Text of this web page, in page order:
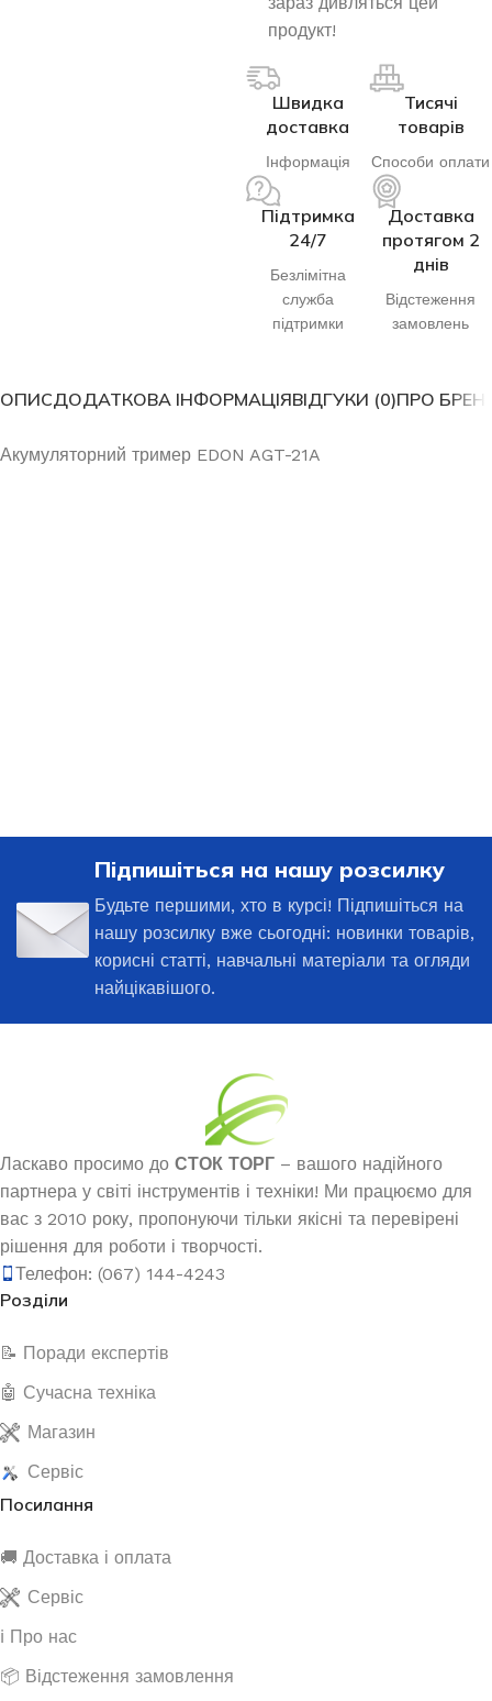
продукт!
Швидка
доставка
Інформація
Тисячі
товарів
Способи оплати
Підтримка
24/7
Безлімітна
служба
підтримки
Доставка
протягом 2
днів
Відстеження
замовлень
ОПИСДОДАТКОВА ІНФОРМАЦІЯВІДГУКИ (0)ПРО
Акумуляторний тример EDON AGT-21A
Підпишіться на нашу розсилку
Будьте першими, хто в курсі! Підпишіться на
нашу розсилку вже сьогодні: новинки товарів,
корисні статті, навчальні матеріали та огляди
найцікавішого.
Ласкаво просимо до СТОК ТОРГ – вашого надійного
партнера у світі інструментів і техніки! Ми працюємо для
вас з 2010 року, пропонуючи тільки якісні та перевірені
рішення для роботи і творчості.
Телефон: (067) 144-4243
Розділи
📝 Поради експертів
🤖 Сучасна техніка
Магазин
Сервіс
Посилання
🚚 Доставка і оплата
Сервіс
ℹ️ Про нас
📦 Відстеження замовлення